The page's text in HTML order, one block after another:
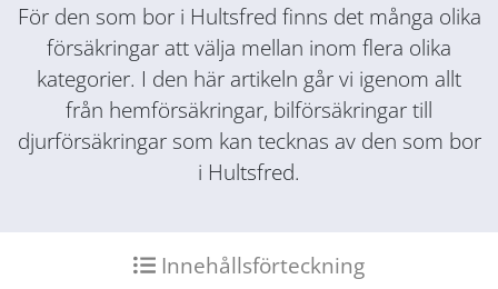
För den som bor i Hultsfred finns det många olika
försäkringar att välja mellan inom flera olika
kategorier. I den här artikeln går vi igenom allt
från hemförsäkringar, bilförsäkringar till
djurförsäkringar som kan tecknas av den som bor
i Hultsfred.
Innehållsförteckning